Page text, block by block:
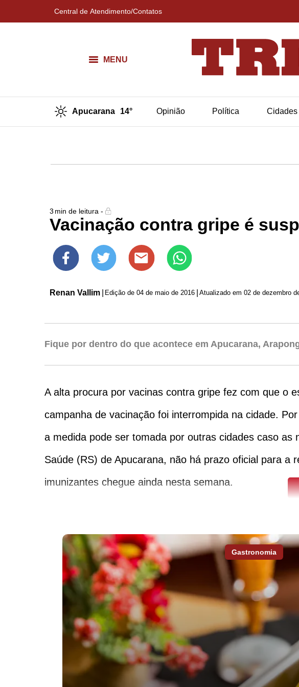
Central de Atendimento/Contatos
MENU
Apucarana 14° Opinião Política Cidades
3 min de leitura -
Vacinação contra gripe é
Renan Vallim Edição de 04 de maio de 2016 Atualizado em 02 de dezembro
Fique por dentro do que acontece em Apucarana,
A alta procura por vacinas contra gripe fez com que o
campanha de vacinação foi interrompida na cidade.
a medida pode ser tomada por outras cidades caso as
Saúde (RS) de Apucarana, não há prazo oficial para
imunizantes chegue ainda nesta semana.
Gastronomia